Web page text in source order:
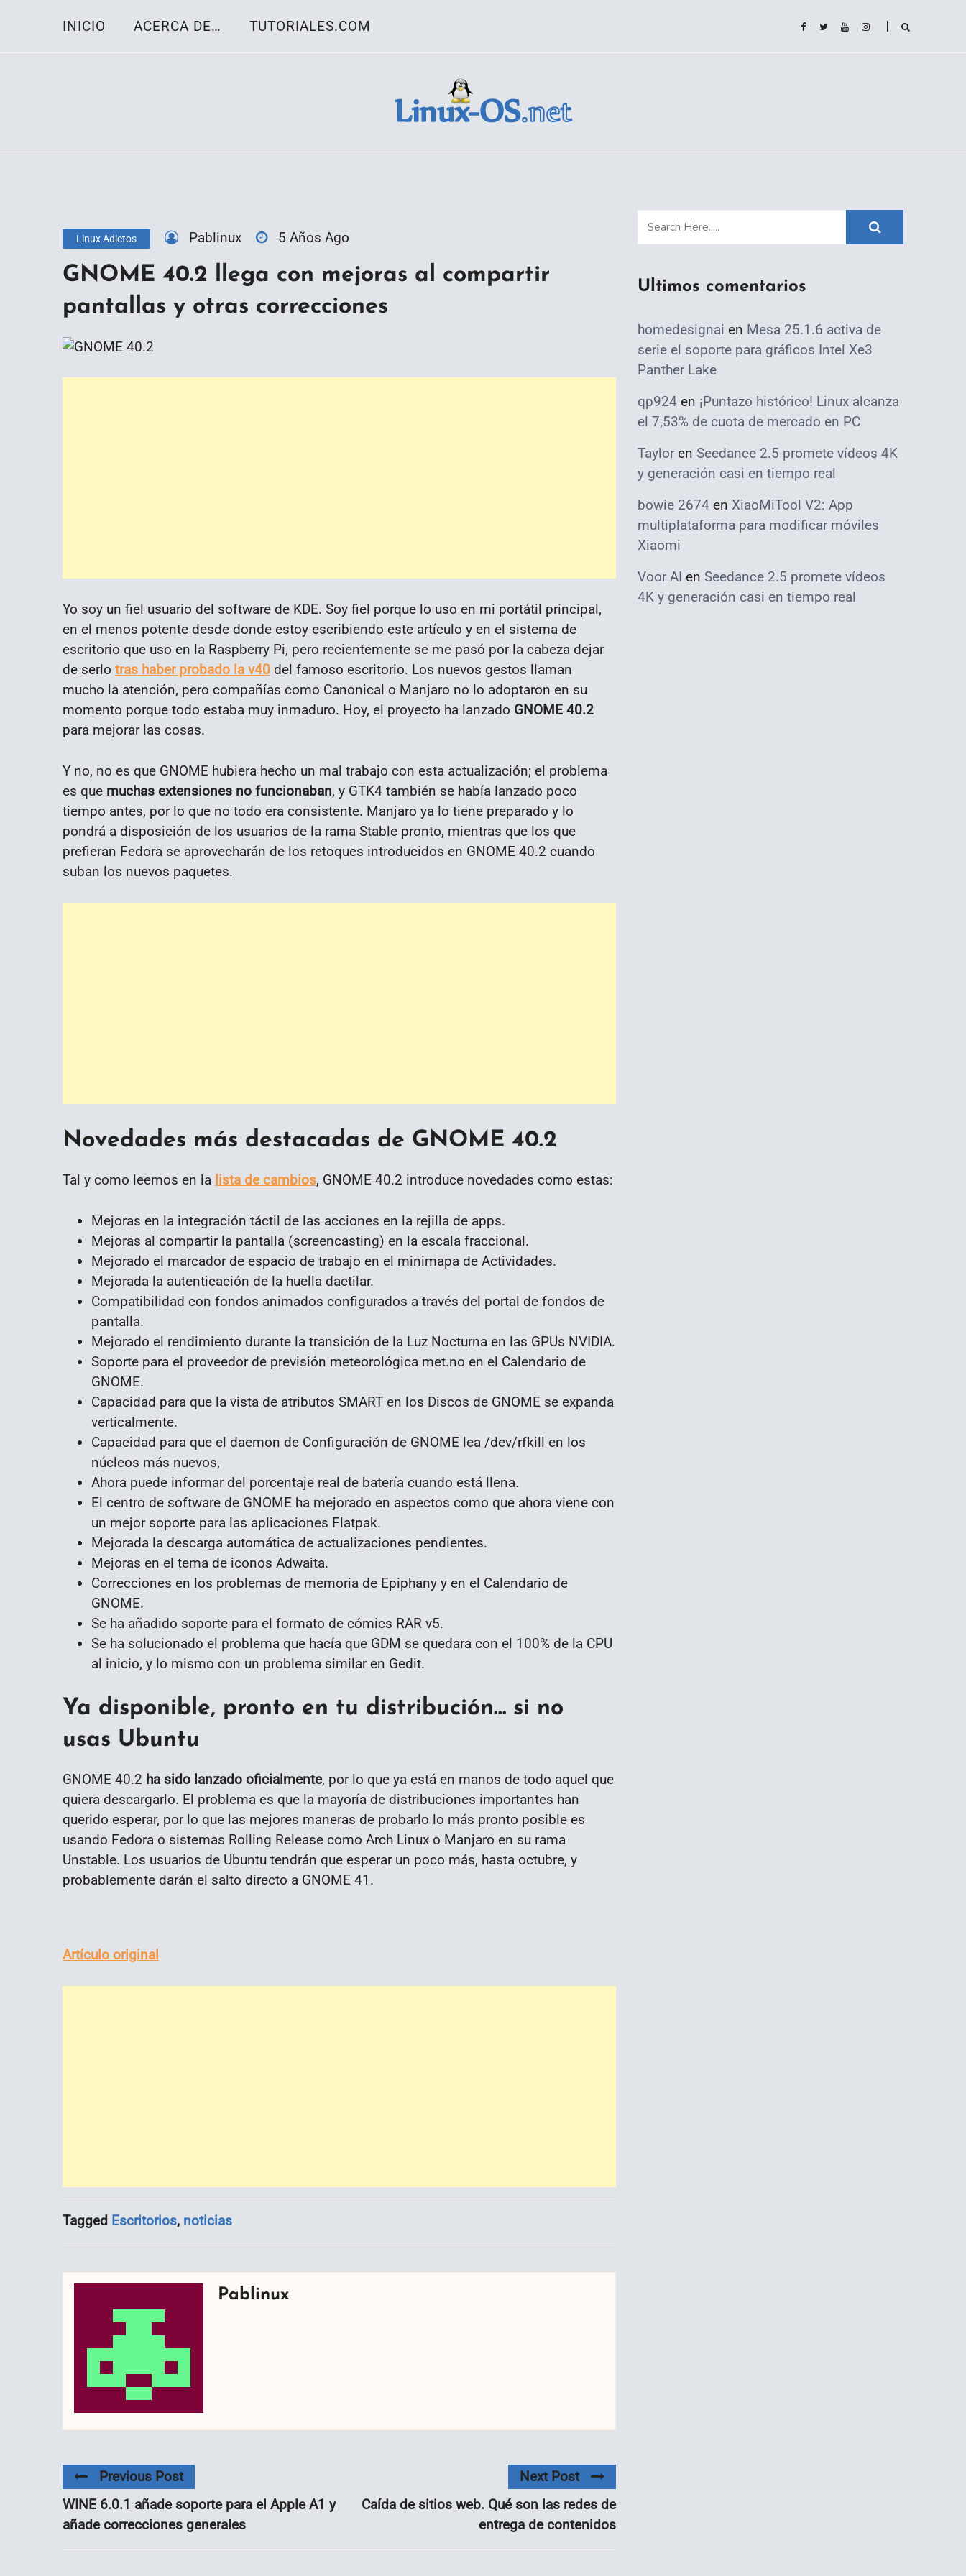
INICIO ACERCA DE… TUTORIALES.COM
Linux Adictos Pablinux 5 Años Ago
GNOME 40.2 llega con mejoras al compartir
pantallas y otras correcciones
Yo soy un fiel usuario del software de KDE. Soy fiel porque lo uso en mi portátil principal,
en el menos potente desde donde estoy escribiendo este artículo y en el sistema de
escritorio que uso en la Raspberry Pi, pero recientemente se me pasó por la cabeza dejar
de serlo tras haber probado la v40 del famoso escritorio. Los nuevos gestos llaman
mucho la atención, pero compañías como Canonical o Manjaro no lo adoptaron en su
momento porque todo estaba muy inmaduro. Hoy, el proyecto ha lanzado GNOME 40.2
para mejorar las cosas.
Y no, no es que GNOME hubiera hecho un mal trabajo con esta actualización; el problema
es que muchas extensiones no funcionaban, y GTK4 también se había lanzado poco
tiempo antes, por lo que no todo era consistente. Manjaro ya lo tiene preparado y lo
pondrá a disposición de los usuarios de la rama Stable pronto, mientras que los que
prefieran Fedora se aprovecharán de los retoques introducidos en GNOME 40.2 cuando
suban los nuevos paquetes.
Novedades más destacadas de GNOME 40.2
Tal y como leemos en la lista de cambios, GNOME 40.2 introduce novedades como estas:
Mejoras en la integración táctil de las acciones en la rejilla de apps.
Mejoras al compartir la pantalla (screencasting) en la escala fraccional.
Mejorado el marcador de espacio de trabajo en el minimapa de Actividades.
Mejorada la autenticación de la huella dactilar.
Compatibilidad con fondos animados configurados a través del portal de fondos de
pantalla.
Mejorado el rendimiento durante la transición de la Luz Nocturna en las GPUs NVIDIA.
Soporte para el proveedor de previsión meteorológica met.no en el Calendario de
GNOME.
Capacidad para que la vista de atributos SMART en los Discos de GNOME se expanda
verticalmente.
Capacidad para que el daemon de Configuración de GNOME lea /dev/rfkill en los
núcleos más nuevos,
Ahora puede informar del porcentaje real de batería cuando está llena.
El centro de software de GNOME ha mejorado en aspectos como que ahora viene con
un mejor soporte para las aplicaciones Flatpak.
Mejorada la descarga automática de actualizaciones pendientes.
Mejoras en el tema de iconos Adwaita.
Correcciones en los problemas de memoria de Epiphany y en el Calendario de
GNOME.
Se ha añadido soporte para el formato de cómics RAR v5.
Se ha solucionado el problema que hacía que GDM se quedara con el 100% de la CPU
al inicio, y lo mismo con un problema similar en Gedit.
Ya disponible, pronto en tu distribución… si no
usas Ubuntu
GNOME 40.2 ha sido lanzado oficialmente, por lo que ya está en manos de todo aquel que
quiera descargarlo. El problema es que la mayoría de distribuciones importantes han
querido esperar, por lo que las mejores maneras de probarlo lo más pronto posible es
usando Fedora o sistemas Rolling Release como Arch Linux o Manjaro en su rama
Unstable. Los usuarios de Ubuntu tendrán que esperar un poco más, hasta octubre, y
probablemente darán el salto directo a GNOME 41.
Artículo original
Tagged Escritorios, noticias
Pablinux
Previous Post
WINE 6.0.1 añade soporte para el Apple A1 y
añade correcciones generales
Next Post
Caída de sitios web. Qué son las redes de
entrega de contenidos
Ultimos comentarios
homedesignai en Mesa 25.1.6 activa de
serie el soporte para gráficos Intel Xe3
Panther Lake
qp924 en ¡Puntazo histórico! Linux alcanza
el 7,53% de cuota de mercado en PC
Taylor en Seedance 2.5 promete vídeos 4K
y generación casi en tiempo real
bowie 2674 en XiaoMiTool V2: App
multiplataforma para modificar móviles
Xiaomi
Voor AI en Seedance 2.5 promete vídeos
4K y generación casi en tiempo real